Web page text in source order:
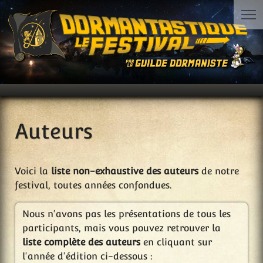
Auteurs
Voici la liste non-exhaustive des auteursde notre
festival, toutes années confondues.
Nous n'avons pas les présentations de tous les
participants, mais vous pouvez retrouver la
liste complète des auteursen cliquant sur
l'année d'édition ci-dessous :